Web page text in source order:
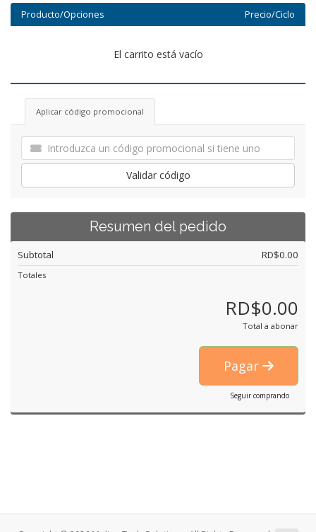
Producto/Opciones Precio/Ciclo
El carrito está vacío
Aplicar código promocional
Validar código
Resumen del pedido
Subtotal RD$0.00
Totales
RD$0.00
Total a abonar
Pagar
Seguir comprando